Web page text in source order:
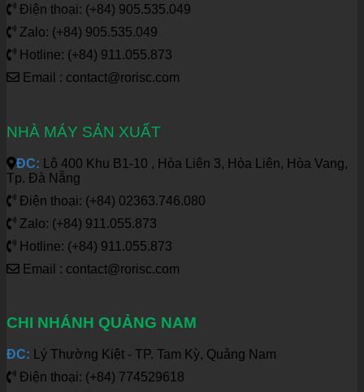
Điện thoại: (+84) 905.535.049
Zalo: (+84) 905.535.049
Hotline: (+84) 911.055.873
Email : contact@rorisc.com
NHÀ MÁY SẢN XUẤT
ĐC: Lô 400 Khu B1-10 , Hòa Liên 3, Hòa Liên, Hòa Vang,
Tp. Đà Nẵng
Điện thoại: (+84) 02363.746.080
Zalo: (+84) 911.055.873
Hotline: (+84) 911.055.873
Email : contact@rorisc.com
CHI NHÁNH QUẢNG NAM
ĐC: Lý Thường Kiệt - TP. Tam Kỳ, Quảng Nam
Điện thoại: (+84) 774529618